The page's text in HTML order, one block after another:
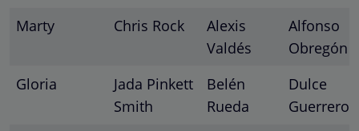
Marty
Chris Rock
Alexis
Valdés
Alfonso
Obregón
Gloria
Jada Pinkett
Smith
Belén
Rueda
Dulce
Guerrero